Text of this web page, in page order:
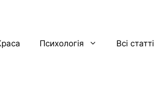
Психологія Всі статті